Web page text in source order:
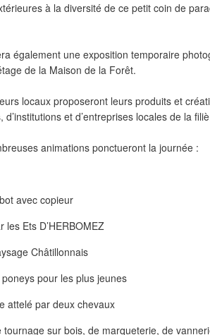
à la diversité de ce petit coin de
également une exposition temporaire
de la Maison de la Forêt.
locaux proposeront leurs produits et
d’institutions et d’entreprises locales de la
animations ponctueront la journée :
avec copieur
Ets D’HERBOMEZ
Châtillonnais
pour les plus jeunes
attelé par deux chevaux
tournage sur bois, de marqueterie, de